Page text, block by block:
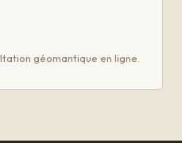
géomantique en ligne.